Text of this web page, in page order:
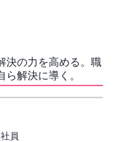
決の力を高める。職
ら解決に導く。
員